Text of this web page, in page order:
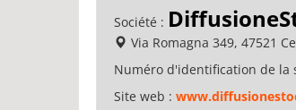
Société :
Via Romagna 349, 47521
Numéro d'identification de la
Site web :